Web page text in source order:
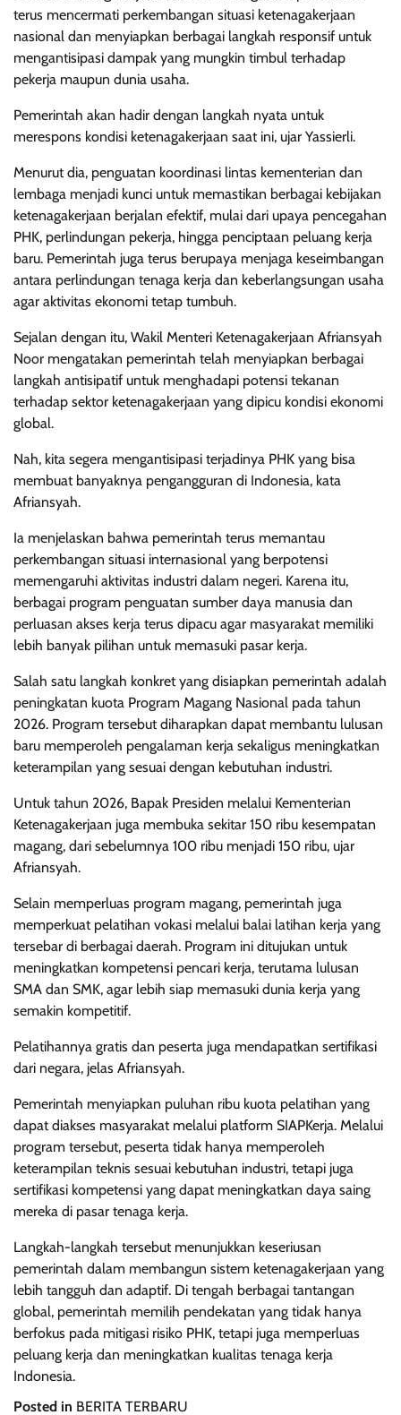
terus mencermati perkembangan situasi ketenagakerjaan
nasional dan menyiapkan berbagai langkah responsif untuk
mengantisipasi dampak yang mungkin timbul terhadap
pekerja maupun dunia usaha.
Pemerintah akan hadir dengan langkah nyata untuk
merespons kondisi ketenagakerjaan saat ini, ujar Yassierli.
Menurut dia, penguatan koordinasi lintas kementerian dan
lembaga menjadi kunci untuk memastikan berbagai kebijakan
ketenagakerjaan berjalan efektif, mulai dari upaya pencegahan
PHK, perlindungan pekerja, hingga penciptaan peluang kerja
baru. Pemerintah juga terus berupaya menjaga keseimbangan
antara perlindungan tenaga kerja dan keberlangsungan usaha
agar aktivitas ekonomi tetap tumbuh.
Sejalan dengan itu, Wakil Menteri Ketenagakerjaan Afriansyah
Noor mengatakan pemerintah telah menyiapkan berbagai
langkah antisipatif untuk menghadapi potensi tekanan
terhadap sektor ketenagakerjaan yang dipicu kondisi ekonomi
global.
Nah, kita segera mengantisipasi terjadinya PHK yang bisa
membuat banyaknya pengangguran di Indonesia, kata
Afriansyah.
Ia menjelaskan bahwa pemerintah terus memantau
perkembangan situasi internasional yang berpotensi
memengaruhi aktivitas industri dalam negeri. Karena itu,
berbagai program penguatan sumber daya manusia dan
perluasan akses kerja terus dipacu agar masyarakat memiliki
lebih banyak pilihan untuk memasuki pasar kerja.
Salah satu langkah konkret yang disiapkan pemerintah adalah
peningkatan kuota Program Magang Nasional pada tahun
2026. Program tersebut diharapkan dapat membantu lulusan
baru memperoleh pengalaman kerja sekaligus meningkatkan
keterampilan yang sesuai dengan kebutuhan industri.
Untuk tahun 2026, Bapak Presiden melalui Kementerian
Ketenagakerjaan juga membuka sekitar 150 ribu kesempatan
magang, dari sebelumnya 100 ribu menjadi 150 ribu, ujar
Afriansyah.
Selain memperluas program magang, pemerintah juga
memperkuat pelatihan vokasi melalui balai latihan kerja yang
tersebar di berbagai daerah. Program ini ditujukan untuk
meningkatkan kompetensi pencari kerja, terutama lulusan
SMA dan SMK, agar lebih siap memasuki dunia kerja yang
semakin kompetitif.
Pelatihannya gratis dan peserta juga mendapatkan sertifikasi
dari negara, jelas Afriansyah.
Pemerintah menyiapkan puluhan ribu kuota pelatihan yang
dapat diakses masyarakat melalui platform SIAPKerja. Melalui
program tersebut, peserta tidak hanya memperoleh
keterampilan teknis sesuai kebutuhan industri, tetapi juga
sertifikasi kompetensi yang dapat meningkatkan daya saing
mereka di pasar tenaga kerja.
Langkah-langkah tersebut menunjukkan keseriusan
pemerintah dalam membangun sistem ketenagakerjaan yang
lebih tangguh dan adaptif. Di tengah berbagai tantangan
global, pemerintah memilih pendekatan yang tidak hanya
berfokus pada mitigasi risiko PHK, tetapi juga memperluas
peluang kerja dan meningkatkan kualitas tenaga kerja
Indonesia.
Posted in BERITA TERBARU